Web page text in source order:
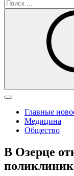
Главные
Медицина
Общество
В Озерце